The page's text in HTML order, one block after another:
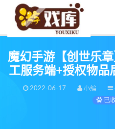
魔幻手游【创世乐
工服务端+授权物品
2022-06-17 小编
已